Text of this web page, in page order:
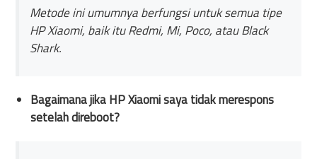
Metode ini umumnya berfungsi untuk semua tipe
HP Xiaomi, baik itu Redmi, Mi, Poco, atau Black
Shark.
Bagaimana jika HP Xiaomi saya tidak merespons
setelah direboot?